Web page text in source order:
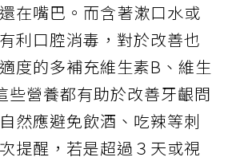
在嘴巴。而含著漱口水或
利口腔消毒，對於改善也
度的多補充維生素B、維生
些營養都有助於改善牙齦問
然應避免飲酒、吃辣等刺
提醒，若是超過３天或視